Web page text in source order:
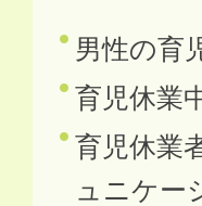
男性の育
育児休業
育児休業
ュニケー